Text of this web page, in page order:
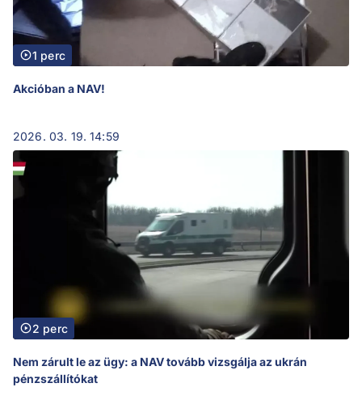
1 perc
Akcióban a NAV!
2026. 03. 19. 14:59
2 perc
Nem zárult le az ügy: a NAV tovább vizsgálja az ukrán
pénzszállítókat